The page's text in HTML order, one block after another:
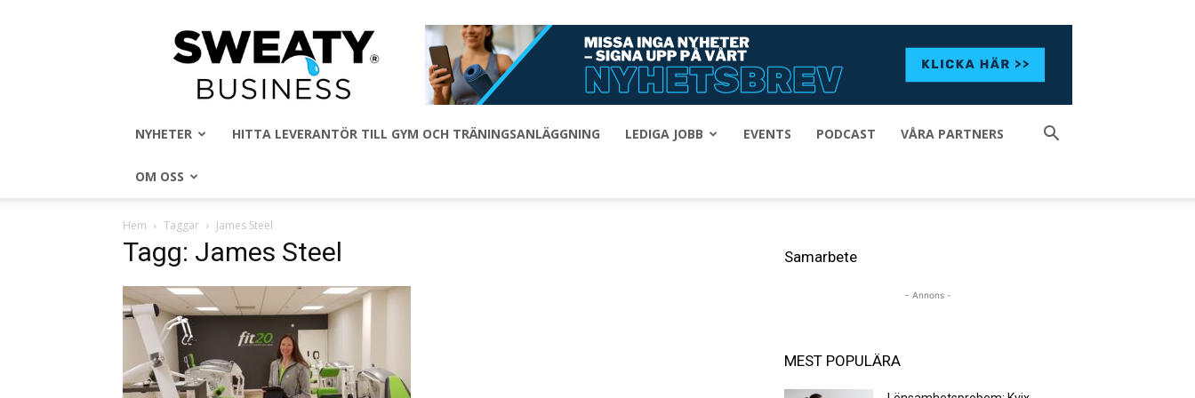
Sweaty
Business
NYHETER HITTA LEVERANTÖR TILL GYM OCH TRÄNINGSANLÄGGNING LEDIGA JOBB EVENTS PODCAST VÅRA PARTNERS
OM OSS
Hem Taggar James Steel
Tagg: James Steel Samarbete
- Annons -
MEST POPULÄRA